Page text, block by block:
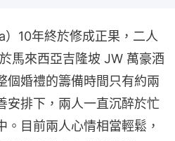
10年終於修成正果，二人
馬來西亞吉隆坡 JW 萬豪酒
個婚禮的籌備時間只有約兩
安排下，兩人一直沉醉於忙
目前兩人心情相當輕鬆，